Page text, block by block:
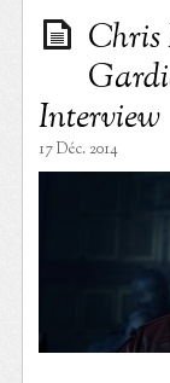
Chris
Interview
17 Déc. 2014